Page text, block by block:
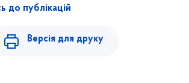
до публікацій
Версія для друку